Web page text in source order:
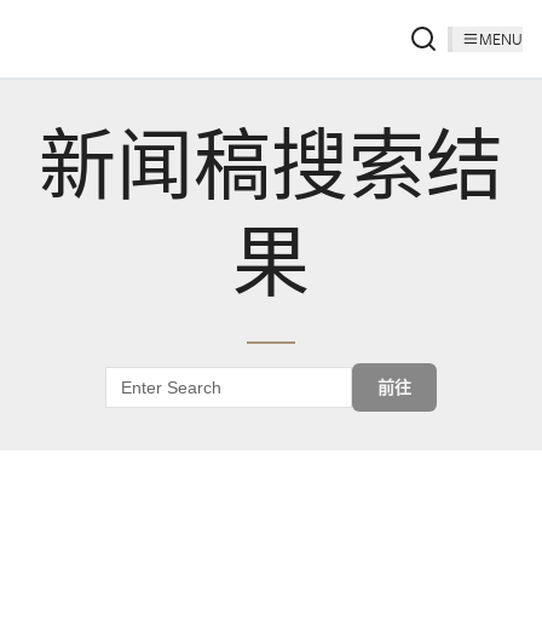
MENU
新闻稿搜索结
果
前往